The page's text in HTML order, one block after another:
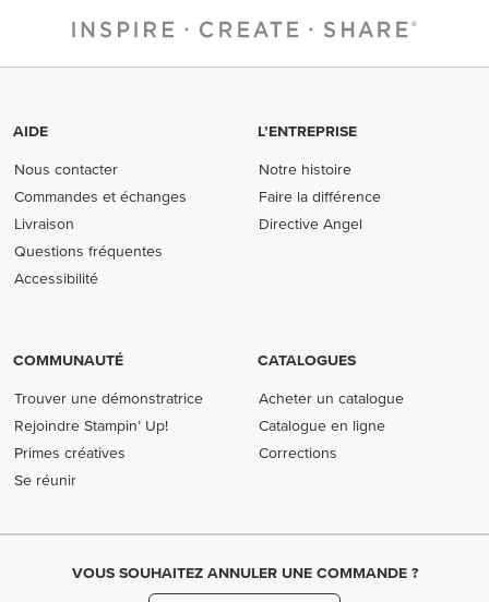
AIDE
Nous contacter
Commandes et échanges
Livraison
Questions fréquentes
Accessibilité
L’ENTREPRISE
Notre histoire
Faire la différence
Directive Angel
COMMUNAUTÉ
Trouver une démonstratrice
Rejoindre Stampin’ Up!
Primes créatives
Se réunir
CATALOGUES
Acheter un catalogue
Catalogue en ligne
Corrections
VOUS SOUHAITEZ ANNULER UNE COMMANDE ?